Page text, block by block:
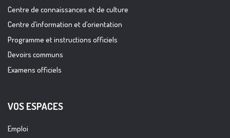
Centre de connaissances et de culture
Centre d’information et d’orientation
Programme et instructions officiels
Devoirs communs
Examens officiels
VOS ESPACES
Emploi